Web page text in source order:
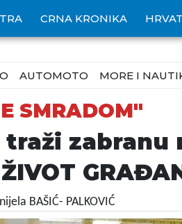
CRNA KRONIKA
AUTOMOTO MORE I
SMRADOM"
zabranu
BAŠIĆ- PALKOVIĆ